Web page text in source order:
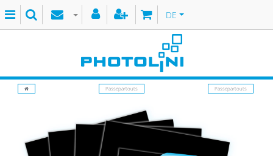
DE
Passepartouts Passepartouts